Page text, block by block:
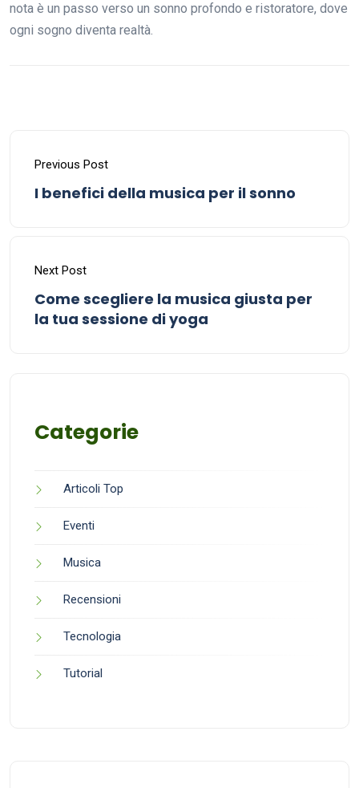
nota è un passo verso un sonno profondo e ristoratore, dove
ogni sogno diventa realtà.
Previous Post
I benefici della musica per il sonno
Next Post
Come scegliere la musica giusta per
la tua sessione di yoga
Categorie
Articoli Top
Eventi
Musica
Recensioni
Tecnologia
Tutorial